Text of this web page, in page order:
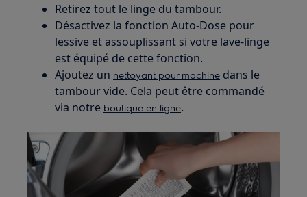
Retirez tout le linge du tambour.
Désactivez la fonction Auto-Dose pour
lessive et assouplissant si votre lave-linge
est équipé de cette fonction.
Ajoutez un nettoyant pour machine dans le
tambour vide. Cela peut être commandé
via notre boutique en ligne.